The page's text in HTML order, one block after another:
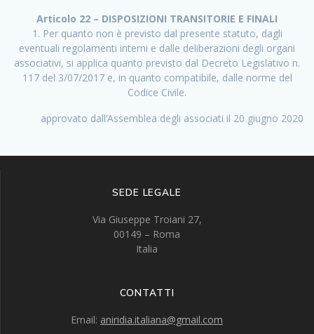
Articolo 22 – DISPOSIZIONI TRANSITORIE E FINALI
1. Per quanto non è previsto dal presente statuto, dagli
eventuali regolamenti interni e dalle deliberazioni degli organi
associativi, si applica quanto previsto dal Decreto Legislativo n.
117 del 3/07/2017 e, in quanto compatibile, dalle norme del
Codice Civile.
approvato dall’Assemblea degli associati il 20 giugno 2020
SEDE LEGALE
Via Giuseppe Troiani 27,
00149 – Roma
Italia
CONTATTI
Email: aniridia.italiana@gmail.com